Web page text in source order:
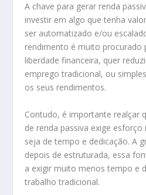
A chave para gerar renda
investir em algo que tenha
ser automatizado e/ou
rendimento é muito procurado
liberdade financeira, quer
emprego tradicional, ou
os seus rendimentos.
Contudo, é importante realçar
de renda passiva exige
seja de tempo e dedicação. A
depois de estruturada, essa
a exigir muito menos tempo e
trabalho tradicional.